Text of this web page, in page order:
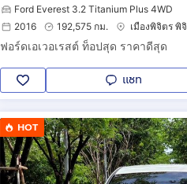
Ford Everest 3.2 Titanium Plus 4WD
2016
192,575 กม. เมืองพิจิตร พิ
ฟอร์ดเอเวอเรสต์ ท็อปสุด ราคาดีสุด
แชท
HOT